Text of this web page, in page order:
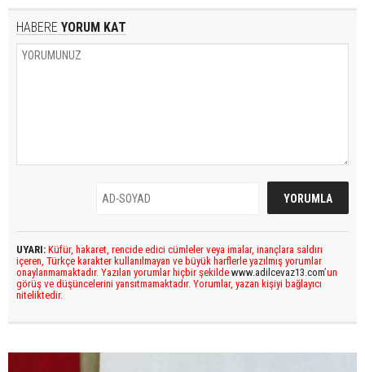
HABERE YORUM KAT
UYARI: Küfür, hakaret, rencide edici cümleler veya imalar, inançlara saldırı
içeren, Türkçe karakter kullanılmayan ve büyük harflerle yazılmış yorumlar
onaylanmamaktadır. Yazılan yorumlar hiçbir şekilde www.adilcevaz13.com’un
görüş ve düşüncelerini yansıtmamaktadır. Yorumlar, yazan kişiyi bağlayıcı
niteliktedir.